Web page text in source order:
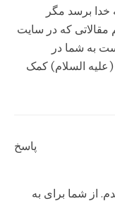
خدا برسد مگر
14:6). امیدواریم مقالاتی که در سایت
به شما در
السلام) کمک
از شما برای به
پاسخ